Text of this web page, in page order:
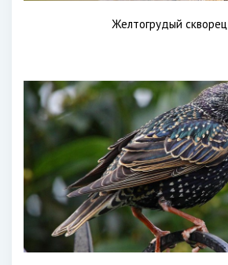
Желтогрудый скворец